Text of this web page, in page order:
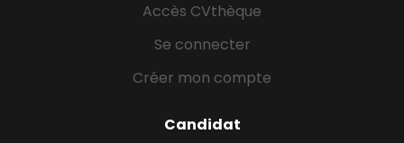
Accès CVthèque
Se connecter
Créer mon compte
Candidat